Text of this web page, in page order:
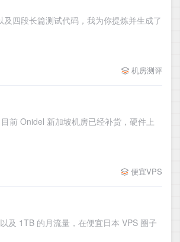
四段长篇测试代码，我为你提炼并生成了
机房测评
前 Onidel 新加坡机房已经补货，硬件上
便宜VPS
及 1TB 的月流量，在便宜日本 VPS 圈子